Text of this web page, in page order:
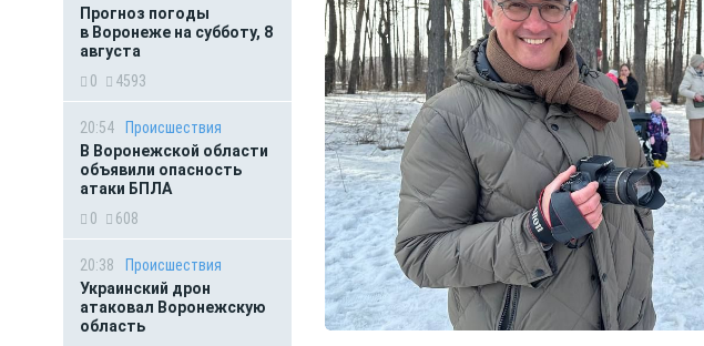
Прогноз погоды
в Воронеже на субботу, 8
августа
0
4593
20:54
Происшествия
В Воронежской области
объявили опасность
атаки БПЛА
0
608
20:38
Происшествия
Украинский дрон
атаковал Воронежскую
область